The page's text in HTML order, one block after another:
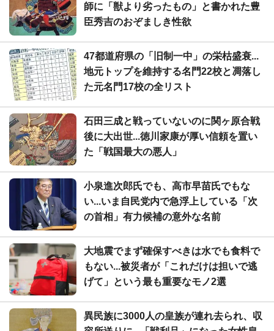
師に「獣より劣ったもの」と書かれた豊
臣秀吉のおぞましき性欲
47都道府県の「旧制一中」の栄枯盛衰...
地元トップを維持する名門22校と凋落し
た元名門17校の全リスト
石田三成と戦っていないのに関ヶ原合戦
後に大出世...徳川家康が厚い信頼を置い
た「戦国最大の悪人」
小泉進次郎氏でも、高市早苗氏でもな
い...いま自民党内で急浮上している「次
の首相」有力候補の意外な名前
大地震でまず確保すべきは水でも食料で
もない...被災者が「これだけは担いで逃
げて」という最も重要なモノ2選
異民族に3000人の皇族が連れ去られ、収